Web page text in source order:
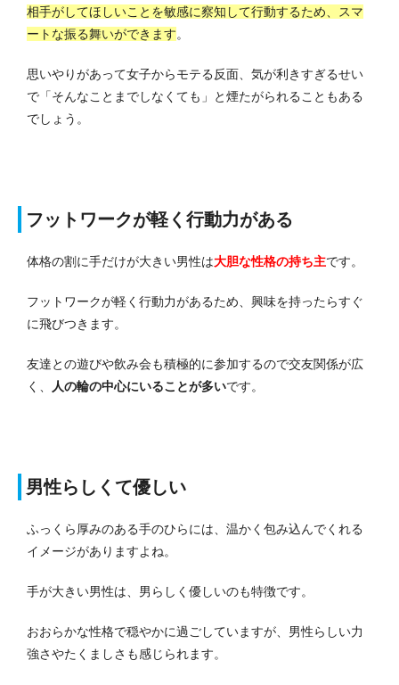
相手がしてほしいことを敏感に察知して行動するため、スマ
ートな振る舞いができます。
思いやりがあって女子からモテる反面、気が利きすぎるせい
で「そんなことまでしなくても」と煙たがられることもある
でしょう。
フットワークが軽く行動力がある
体格の割に手だけが大きい男性は大胆な性格の持ち主です。
フットワークが軽く行動力があるため、興味を持ったらすぐ
に飛びつきます。
友達との遊びや飲み会も積極的に参加するので交友関係が広
く、
人の輪の中心にいることが多いです。
男性らしくて優しい
ふっくら厚みのある手のひらには、温かく包み込んでくれる
イメージがありますよね。
手が大きい男性は、男らしく優しいのも特徴です。
おおらかな性格で穏やかに過ごしていますが、男性らしい力
強さやたくましさも感じられます。